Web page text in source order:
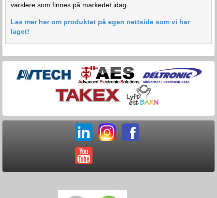
varslere som finnes på markedet idag..
Les mer her om produktet på egen nettside som vi har
laget!